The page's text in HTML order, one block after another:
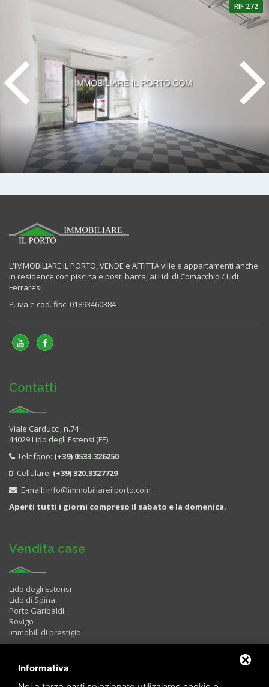
RIF 272
L'IMMOBILIARE IL PORTO, VENDE e AFFITTA ville e appartamenti anche
in residence con piscina e posti barca, ai Lidi di Comacchio / Lidi
Ferraresi.
P. iva e cod. fisc. 01893460384
Contatti
Viale Carducci, n.74
44029 Lido degli Estensi (FE)
Telefono: (+39) 0533.326250
Cellulare: (+39) 320.3327729
E-mail: info@immobiliareilporto.com
Aperti tutti i giorni compreso il sabato e la domenica.
Vendita case
Lido degli Estensi
Lido di Spina
Porto Garibaldi
Rovigo
Immobili di prestigio
Immobili in Affitto
Informativa